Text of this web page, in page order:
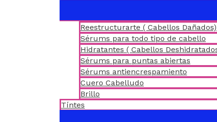
Reestructurarte ( Cabellos Dañados)
Sérums para todo tipo de cabello
Hidratantes ( Cabellos
Sérums para puntas abiertas
Sérums antiencrespamiento
Cuero Cabelludo
Brillo
Tíntes